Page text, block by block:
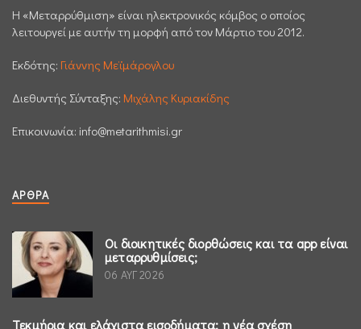
H «Μεταρρύθμιση» είναι ηλεκτρονικός κόμβος ο οποίος
λειτουργεί με αυτήν τη μορφή από τον Μάρτιο του 2012.
Εκδότης: Γιάννης Μεϊμάρογλου
Διεθυντής Σύνταξης: Μιχάλης Κυριακίδης
Επικοινωνία: info@metarithmisi.gr
ΆΡΘΡΑ
Οι διοικητικές διορθώσεις και τα app είναι
μεταρρυθμίσεις;
06 ΑΥΓ 2026
Τεκμήρια και ελάχιστα εισοδήματα: η νέα σχέση